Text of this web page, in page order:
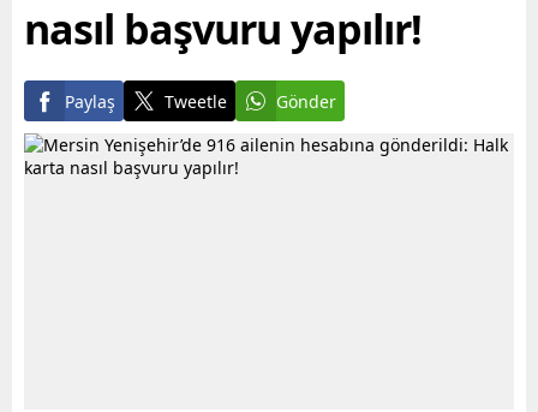
nasıl başvuru yapılır!
Paylaş Tweetle Gönder